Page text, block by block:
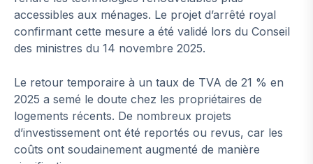
accessibles aux ménages. Le projet d’arrêté royal
confirmant cette mesure a été validé lors du Conseil
des ministres du 14 novembre 2025.
Le retour temporaire à un taux de TVA de 21 % en
2025 a semé le doute chez les propriétaires de
logements récents. De nombreux projets
d’investissement ont été reportés ou revus, car les
coûts ont soudainement augmenté de manière